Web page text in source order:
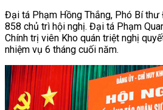
Đại tá Phạm Hồng Thắng, Phó Bí thư
858 chủ trì hội nghị. Đại tá Phạm
Chính trị viên Kho quán triệt nghị
nhiệm vụ 6 tháng cuối năm.